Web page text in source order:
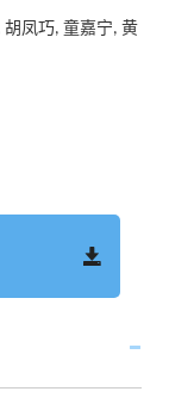
凤巧, 童嘉宁, 黄